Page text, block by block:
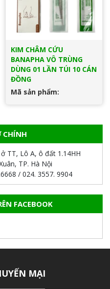
KIM CHÂM CỨU
BANAPHA VÔ TRÙNG
DÙNG 01 LẦN TÚI 10 CÁN
ĐỒNG
Mã sản phẩm:
CHÍNH
TT, Lô A, ô đất 1.14HH
TP. Hà Nội
/ 024. 3557. 9904
FACEBOOK
MẠI